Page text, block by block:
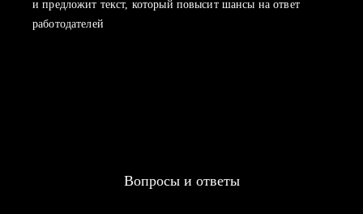
и предложит текст, который повысит шансы на ответ
работодателей
Вопросы и ответы